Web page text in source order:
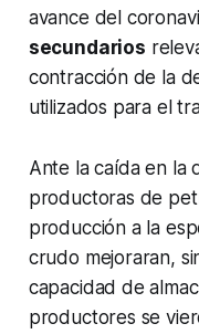
avance del
secundarios
contracción de la
utilizados para el
Ante la caída en la
productoras de
producción a la
crudo mejoraran,
capacidad de
productores se